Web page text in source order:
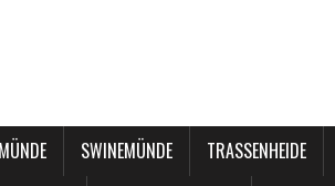
SWINEMÜNDE TRASSENHEIDE